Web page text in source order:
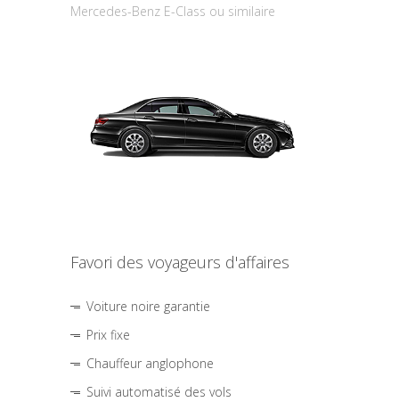
Mercedes-Benz E-Class ou similaire
Favori des voyageurs d'affaires
Voiture noire garantie
Prix fixe
Chauffeur anglophone
Suivi automatisé des vols